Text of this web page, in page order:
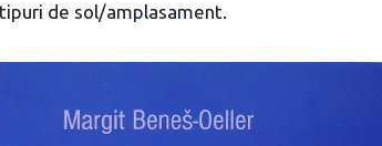
de sol/amplasament.